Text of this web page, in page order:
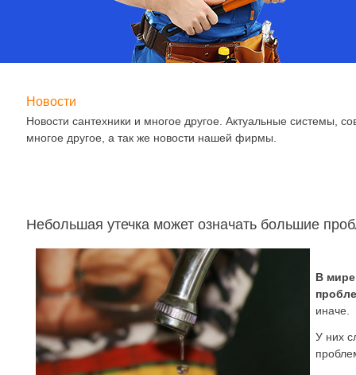
Новости
Новости сантехники и многое другое. Актуальные системы,
многое другое, а так же новости нашей фирмы.
Небольшая утечка может означать большие
В мире
иначе.
У них